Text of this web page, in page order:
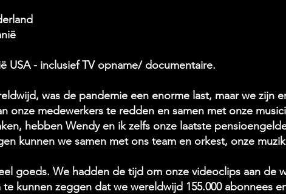
USA - inclusief TV opname/ documentaire.
was de pandemie een enorme last, maar we zijn
onze medewerkers te redden en samen met onze
hebben Wendy en ik zelfs onze laatste
kunnen we samen met ons team en orkest, onze
goeds. We hadden de tijd om onze videoclips aan de
kunnen zeggen dat we wereldwijd 155.000 abonnees